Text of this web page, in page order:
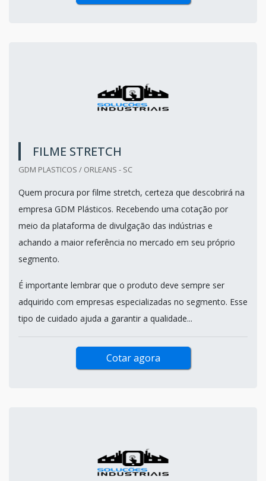
FILME STRETCH
GDM PLASTICOS / ORLEANS - SC
Quem procura por filme stretch, certeza que descobrirá na
empresa GDM Plásticos. Recebendo uma cotação por
meio da plataforma de divulgação das indústrias e
achando a maior referência no mercado em seu próprio
segmento.
É importante lembrar que o produto deve sempre ser
adquirido com empresas especializadas no segmento. Esse
tipo de cuidado ajuda a garantir a qualidade...
Cotar agora